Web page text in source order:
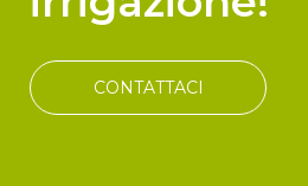
CONTATTACI